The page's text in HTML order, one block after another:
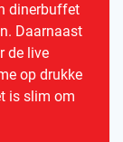
dinerbuffet
Daarnaast
de live
op drukke
is slim om